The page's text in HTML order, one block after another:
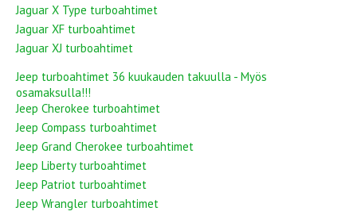
Jaguar X Type turboahtimet
Jaguar XF turboahtimet
Jaguar XJ turboahtimet
Jeep turboahtimet 36 kuukauden takuulla - Myös
osamaksulla!!!
Jeep Cherokee turboahtimet
Jeep Compass turboahtimet
Jeep Grand Cherokee turboahtimet
Jeep Liberty turboahtimet
Jeep Patriot turboahtimet
Jeep Wrangler turboahtimet